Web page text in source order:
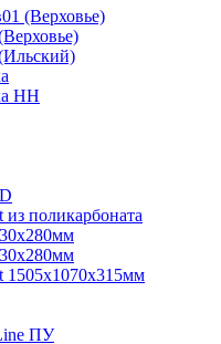
(Верховье)
НН
поликарбоната
1505х1070х315мм
ПУ